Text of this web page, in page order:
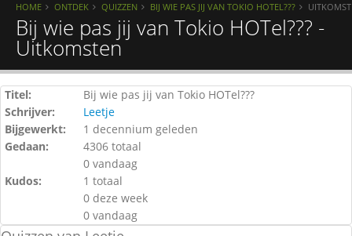
HOME ONTDEK QUIZZEN BIJ WIE PAS JIJ VAN TOKIO HOTEL???
Bij wie pas jij van Tokio HOTel??? -
Uitkomsten
Titel:
Bij wie pas jij van Tokio HOTel???
Schrijver:
Leetje
Bijgewerkt:
1 decennium geleden
Gedaan:
4306 totaal
0 vandaag
Kudos:
1 totaal
0 deze week
0 vandaag